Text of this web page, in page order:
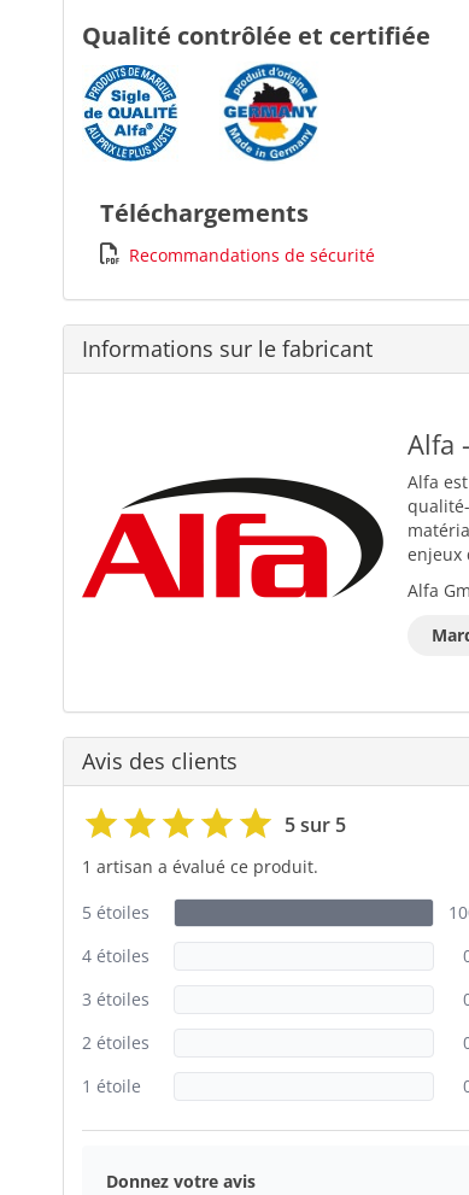
Qualité contrôlée et certifiée
Téléchargements
Recommandations de sécurité
Informations sur le fabricant
Alfa
Alfa
enjeux
Alfa
Avis des clients
5 sur 5
1 artisan a évalué ce produit.
5 étoiles
4 étoiles
3 étoiles
2 étoiles
1 étoile
Donnez votre avis